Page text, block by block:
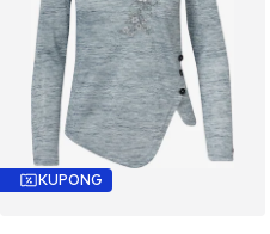
KUPONG